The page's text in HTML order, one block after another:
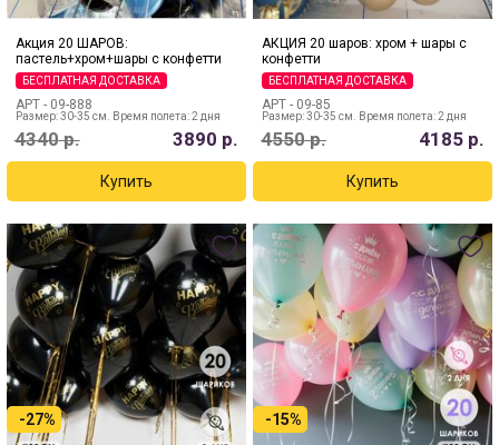
Акция 20 ШАРОВ:
пастель+хром+шары с конфетти
БЕСПЛАТНАЯ ДОСТАВКА
АРТ - 09-888
Размер: 30-35 см. Время полета: 2 дня
4340р. 3890 р.
АКЦИЯ 20 шаров: хром + шары с
конфетти
БЕСПЛАТНАЯ ДОСТАВКА
АРТ - 09-85
Размер: 30-35 см. Время полета: 2 дня
4550р. 4185 р.
-27% -15%